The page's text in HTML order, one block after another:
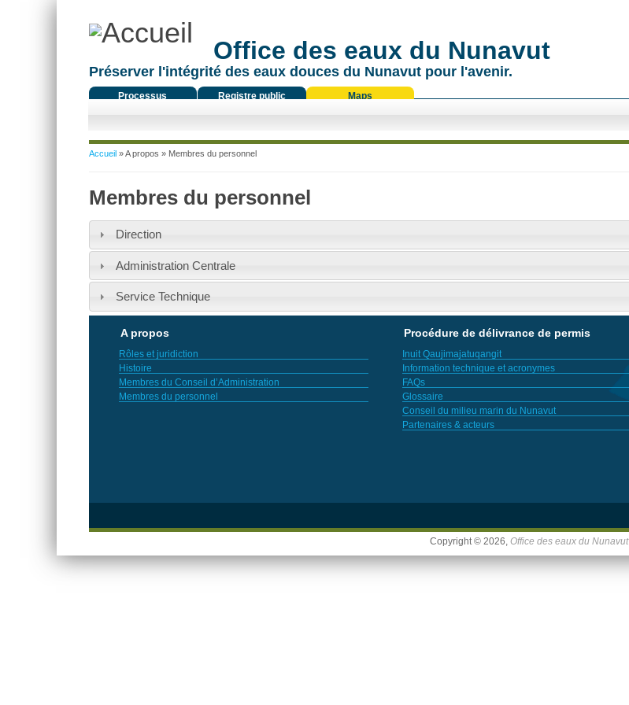
Office des eaux du Nunavut
Préserver l'intégrité des eaux douces du Nunavut pour l'avenir.
Processus
Registre public Maps
Vous êtes ici
Accueil»A propos » Membres du personnel
Membres du personnel
Direction
Administration Centrale
Service Technique
A propos
Rôles et juridiction
Histoire
Membres du Conseil d’Administration
Membres du personnel
Procédure de délivrance de permis
Inuit Qaujimajatuqangit
Information technique et acronymes
FAQs
Glossaire
Conseil du milieu marin du Nunavut
Partenaires & acteurs
Copyright © 2026, Office des eaux du Nunavut